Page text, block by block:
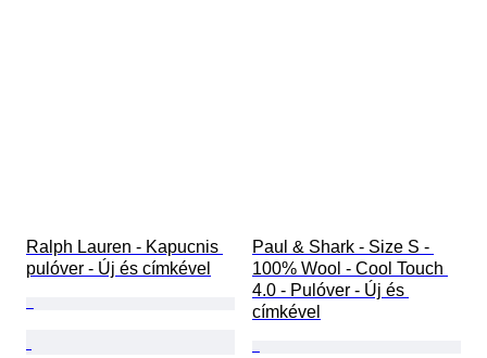
Ralph Lauren - Kapucnis
pulóver - Új és címkével
Paul & Shark - Size S -
100% Wool - Cool Touch
4.0 - Pulóver - Új és
címkével